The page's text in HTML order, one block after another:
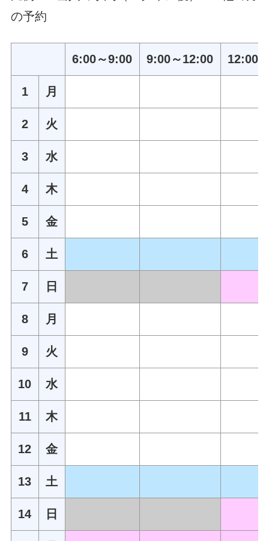
の予約
6:00～9:00 9:00～12:00 12:00
1 月
2 火
3 水
4 木
5 金
6 土
7 日
8 月
9 火
10 水
11 木
12 金
13 土
14 日